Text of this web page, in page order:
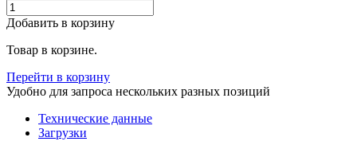
Добавить в корзину
Товар в корзине.
Перейти в корзину
Удобно для запроса нескольких разных позиций
Технические данные
Загрузки